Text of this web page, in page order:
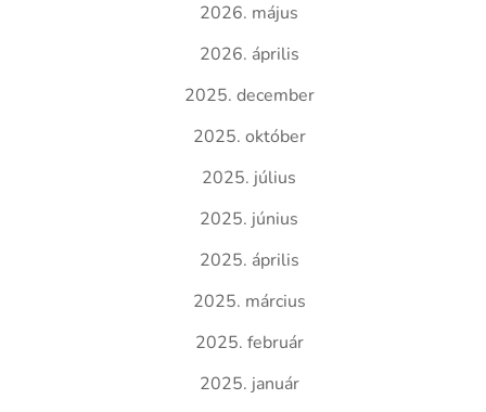
2026. május
2026. április
2025. december
2025. október
2025. július
2025. június
2025. április
2025. március
2025. február
2025. január